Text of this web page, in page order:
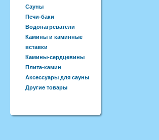
Сауны
Печи-баки
Водонагреватели
Камины и каминные
вставки
Камины-сердцевины
Плита-камин
Аксессуары для сауны
Другие товары